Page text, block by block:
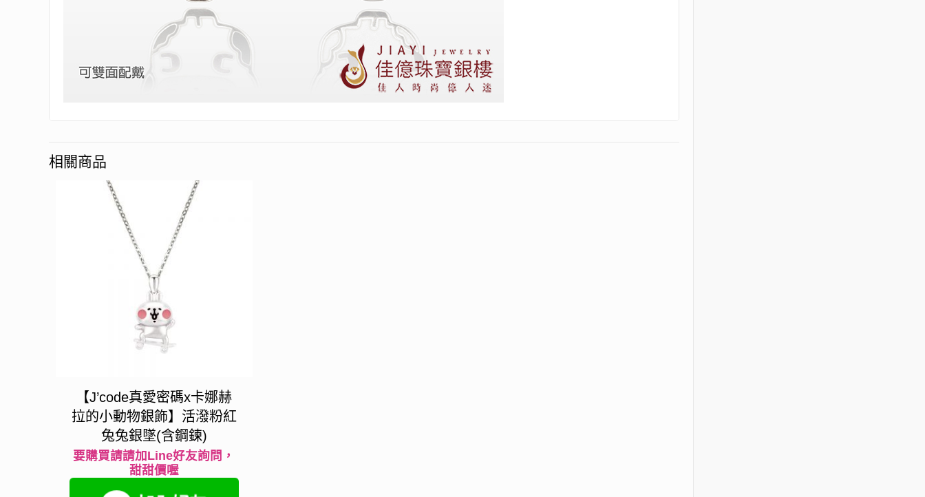
相關商品
【J’code真愛密碼x卡娜赫
拉的小動物銀飾】活潑粉紅
兔兔銀墜(含鋼鍊)
要購買請請加Line好友詢問，
甜甜價喔